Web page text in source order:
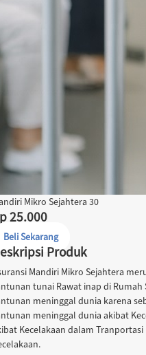
Mikro Sejahtera 30
25.000
Beli Sekarang
Produk
Mandiri Mikro Sejahtera
tunai Rawat inap di
meninggal dunia karena
meninggal dunia akibat
Kecelakaan dalam